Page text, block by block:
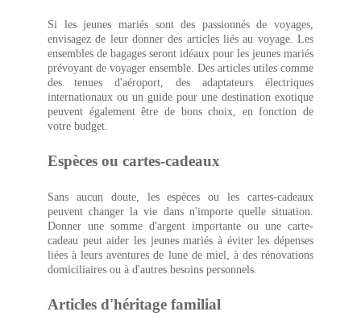
Si les jeunes mariés sont des passionnés de voyages,
envisagez de leur donner des articles liés au voyage. Les
ensembles de bagages seront idéaux pour les jeunes mariés
prévoyant de voyager ensemble. Des articles utiles comme
des tenues d'aéroport, des adaptateurs électriques
internationaux ou un guide pour une destination exotique
peuvent également être de bons choix, en fonction de
votre budget.
Espèces ou cartes-cadeaux
Sans aucun doute, les espèces ou les cartes-cadeaux
peuvent changer la vie dans n'importe quelle situation.
Donner une somme d'argent importante ou une carte-
cadeau peut aider les jeunes mariés à éviter les dépenses
liées à leurs aventures de lune de miel, à des rénovations
domiciliaires ou à d'autres besoins personnels.
Articles d'héritage familial